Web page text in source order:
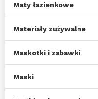
Maty łazienkowe
Materiały zużywalne
Maskotki i zabawki
Maski